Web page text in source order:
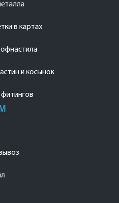
в картах
и косынок